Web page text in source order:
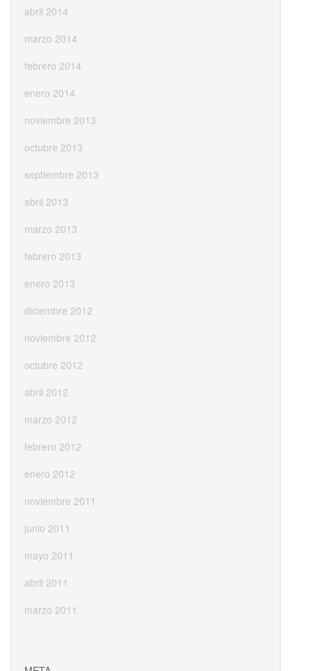
abril 2014
marzo 2014
febrero 2014
enero 2014
noviembre 2013
octubre 2013
septiembre 2013
abril 2013
marzo 2013
febrero 2013
enero 2013
diciembre 2012
noviembre 2012
octubre 2012
abril 2012
marzo 2012
febrero 2012
enero 2012
noviembre 2011
junio 2011
mayo 2011
abril 2011
marzo 2011